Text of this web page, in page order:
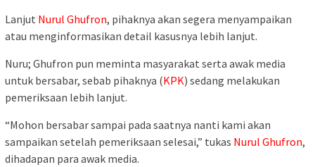
Lanjut Nurul Ghufron, pihaknya akan segera menyampaikan
atau menginformasikan detail kasusnya lebih lanjut.
Nuru; Ghufron pun meminta masyarakat serta awak media
untuk bersabar, sebab pihaknya (KPK) sedang melakukan
pemeriksaan lebih lanjut.
“Mohon bersabar sampai pada saatnya nanti kami akan
sampaikan setelah pemeriksaan selesai,” tukas Nurul Ghufron,
dihadapan para awak media.